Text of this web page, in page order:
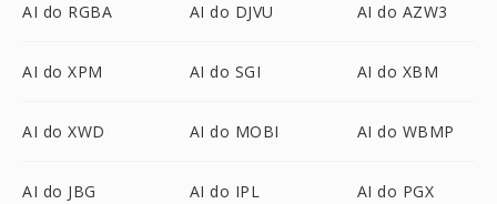
AI do RGBA AI do DJVU AI do AZW3
AI do XPM AI do SGI AI do XBM
AI do XWD AI do MOBI AI do WBMP
AI do JBG AI do IPL AI do PGX